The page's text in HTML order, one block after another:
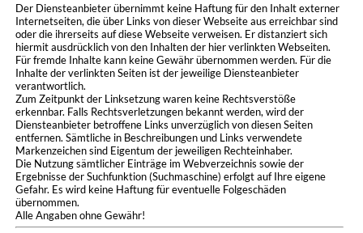
Der Diensteanbieter übernimmt keine Haftung für den Inhalt externer
Internetseiten, die über Links von dieser Webseite aus erreichbar sind
oder die ihrerseits auf diese Webseite verweisen. Er distanziert sich
hiermit ausdrücklich von den Inhalten der hier verlinkten Webseiten.
Für fremde Inhalte kann keine Gewähr übernommen werden. Für die
Inhalte der verlinkten Seiten ist der jeweilige Diensteanbieter
verantwortlich.
Zum Zeitpunkt der Linksetzung waren keine Rechtsverstöße
erkennbar. Falls Rechtsverletzungen bekannt werden, wird der
Diensteanbieter betroffene Links unverzüglich von diesen Seiten
entfernen. Sämtliche in Beschreibungen und Links verwendete
Markenzeichen sind Eigentum der jeweiligen Rechteinhaber.
Die Nutzung sämtlicher Einträge im Webverzeichnis sowie der
Ergebnisse der Suchfunktion (Suchmaschine) erfolgt auf Ihre eigene
Gefahr. Es wird keine Haftung für eventuelle Folgeschäden
übernommen.
Alle Angaben ohne Gewähr!